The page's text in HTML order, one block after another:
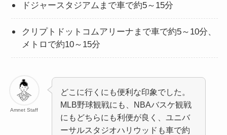
ドジャースタジアムまで車で約5～15分
クリプトドットコムアリーナまで車で約5～10分、
メトロで約10～15分
Amnet Staff
どこに行くにも便利な印象でした。
MLB野球観戦にも、NBAバスケ観戦
にもどちらにも利便が良く、ユニバ
ーサルスタジオハリウッドも車で約